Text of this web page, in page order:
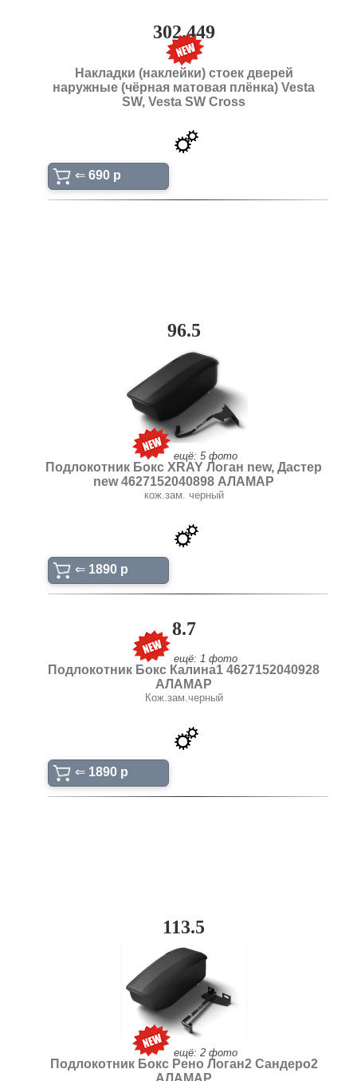
302.449
Накладки (наклейки) стоек дверей
наружные (чёрная матовая плёнка) Vesta
SW, Vesta SW Cross
⇐ 690 p
96.5
ещё: 5 фото
Подлокотник Бокс XRAY Логан new, Дастер
new 4627152040898 АЛАМАР
кож.зам. черный
⇐ 1890 p
8.7
ещё: 1 фото
Подлокотник Бокс Калина1 4627152040928
АЛАМАР
Кож.зам.черный
⇐ 1890 p
113.5
ещё: 2 фото
Подлокотник Бокс Рено Логан2 Сандеро2
АЛАМАР